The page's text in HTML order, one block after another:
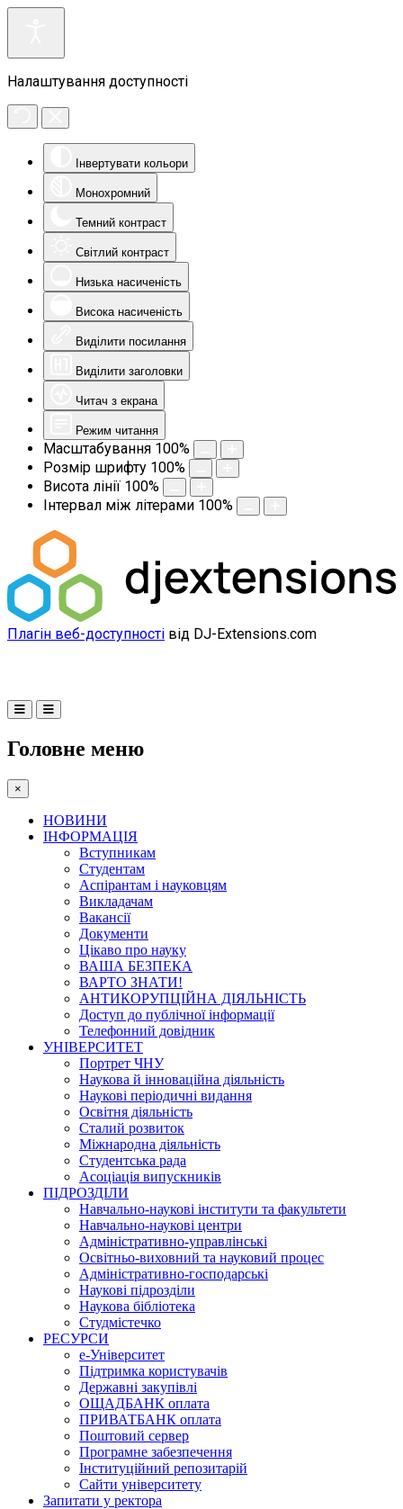
Налаштування доступності
Інвертувати кольори
Монохромний
Темний контраст
Світлий контраст
Низька насиченість
Висока насиченість
Виділити посилання
Виділити заголовки
Читач з екрана
Режим читання
Масштабування 100%
Розмір шрифту 100%
Висота лінії 100%
Інтервал між літерами 100%
Плагін веб-доступності від DJ-Extensions.com
Головне меню
×
НОВИНИ
ІНФОРМАЦІЯ
Вступникам
Студентам
Аспірантам і науковцям
Викладачам
Вакансії
Документи
Цікаво про науку
ВАША БЕЗПЕКА
ВАРТО ЗНАТИ!
АНТИКОРУПЦІЙНА ДІЯЛЬНІСТЬ
Доступ до публічної інформації
Телефонний довідник
УНІВЕРСИТЕТ
Портрет ЧНУ
Наукова й інноваційна діяльність
Наукові періодичні видання
Освітня діяльність
Сталий розвиток
Міжнародна діяльність
Студентська рада
Асоціація випускників
ПІДРОЗДІЛИ
Навчально-наукові інститути та факультети
Навчально-наукові центри
Адміністративно-управлінські
Освітньо-виховний та науковий процес
Адміністративно-господарські
Наукові підрозділи
Наукова бібліотека
Студмістечко
РЕСУРСИ
е-Університет
Підтримка користувачів
Державні закупівлі
ОЩАДБАНК оплата
ПРИВАТБАНК оплата
Поштовий сервер
Програмне забезпечення
Інституційний репозитарій
Сайти університету
Запитати у ректора